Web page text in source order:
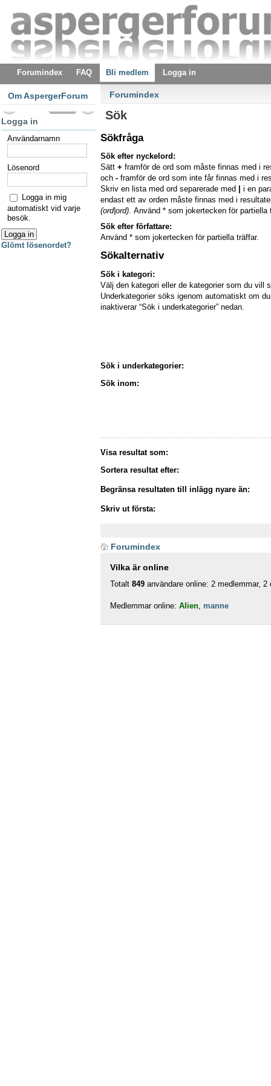
Forumindex FAQ Bli medlem Logga in
Forumindex
Sök
Sökfråga
Sök efter nyckelord:
Sätt + framför de ord som måste finnas med i
och - framför de ord som inte får finnas med i
Skriv en lista med ord separerade med
i en
endast ett av orden måste finnas med i
(ord|ord) . Använd * som jokertecken för partiella
Sök efter författare:
Använd * som jokertecken för partiella träffar.
Sökalternativ
Sök i kategori:
Välj den kategori eller de kategorier som du vill
Underkategorier söks igenom automatiskt om
inaktiverar “Sök i underkategorier” nedan.
Sök i underkategorier:
Sök inom:
Visa resultat som:
Sortera resultat efter:
Begränsa resultaten till inlägg nyare än:
Skriv ut första:
Forumindex
Vilka är online
Totalt 849 användare online: 2 medlemmar,
Medlemmar online: Alien manne
Om AspergerForum
Logga in
Användarnamn
Lösenord
Logga in mig
automatiskt vid varje
besök.
Glömt lösenordet?